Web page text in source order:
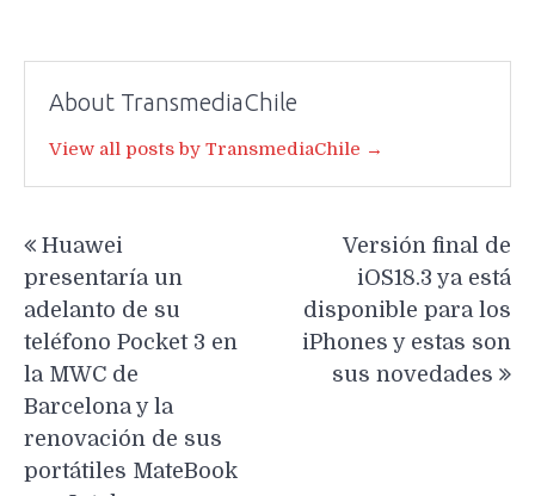
About TransmediaChile
View all posts by TransmediaChile →
de
entradas
Huawei
presentaría un
adelanto de su
teléfono Pocket 3 en
la MWC de
Barcelona y la
renovación de sus
portátiles MateBook
Versión final de
iOS18.3 ya está
disponible para los
iPhones y estas son
sus novedades